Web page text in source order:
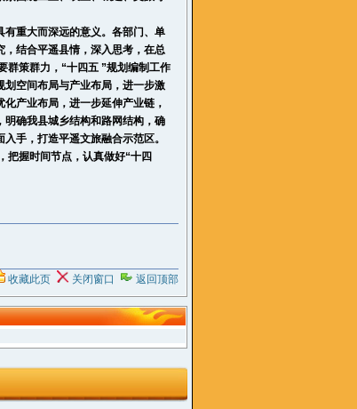
重大而深远的意义。各部门、单
，结合平遥县情，深入思考，在总
群策群力，“十四五 ”规划编制工作
空间布局与产业布局，进一步激
产业布局，进一步延伸产业链，
确我县城乡结构和路网结构，确
入手，打造平遥文旅融合示范区。
把握时间节点，认真做好“十四
收藏此页 关闭窗口 返回顶部